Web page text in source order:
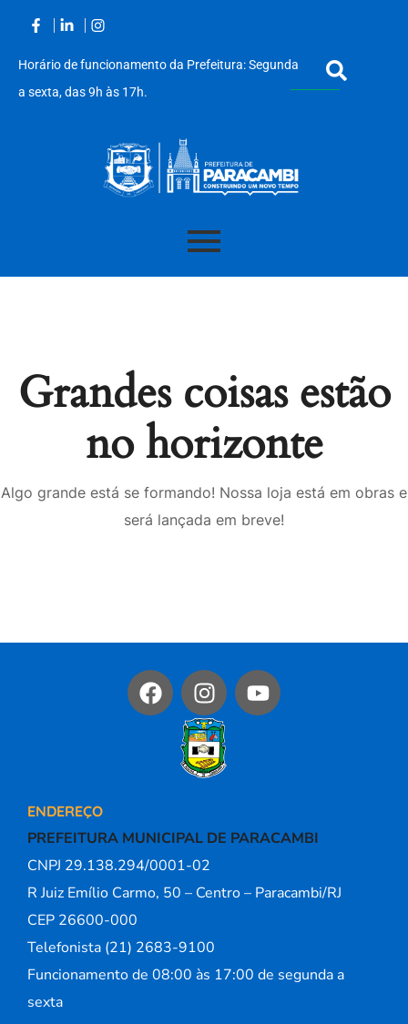
Horário de funcionamento da Prefeitura: Segunda
a sexta, das 9h às 17h.
o
Grandes coisas estão
no horizonte
Algo grande está se formando! Nossa loja está em obras e
será lançada em breve!
ENDEREÇO
PREFEITURA MUNICIPAL DE PARACAMBI
CNPJ 29.138.294/0001-02
R Juiz Emílio Carmo, 50 – Centro – Paracambi/RJ
CEP 26600-000
Telefonista (21) 2683-9100
Funcionamento de 08:00 às 17:00 de segunda a
sexta